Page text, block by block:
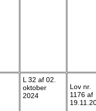
L 32 af 02.
oktober
2024
Lov nr.
1176 af